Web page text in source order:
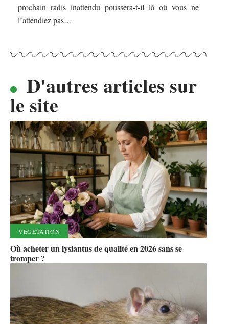
prochain radis inattendu poussera-t-il là où vous ne
l’attendiez pas…
D'autres articles sur
le site
VÉGÉTATION
Où acheter un lysiantus de qualité en 2026 sans se
tromper ?